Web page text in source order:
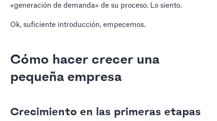
«generación de demanda» de su proceso. Lo siento.
Ok, suficiente introducción, empecemos.
Cómo hacer crecer una
pequeña empresa
Crecimiento en las primeras etapas